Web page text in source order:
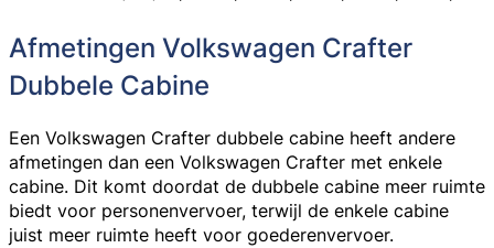
Afmetingen Volkswagen Crafter
Dubbele Cabine
Een Volkswagen Crafter dubbele cabine heeft andere
afmetingen dan een Volkswagen Crafter met enkele
cabine. Dit komt doordat de dubbele cabine meer ruimte
biedt voor personenvervoer, terwijl de enkele cabine
juist meer ruimte heeft voor goederenvervoer.